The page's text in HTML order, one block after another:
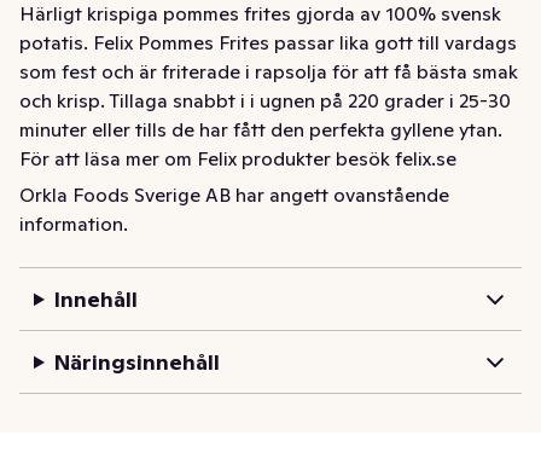
Härligt krispiga pommes frites gjorda av 100% svensk
potatis. Felix Pommes Frites passar lika gott till vardags
som fest och är friterade i rapsolja för att få bästa smak
och krisp. Tillaga snabbt i i ugnen på 220 grader i 25-30
minuter eller tills de har fått den perfekta gyllene ytan.
För att läsa mer om Felix produkter besök felix.se
Härligt krispiga pommes frites gjorda av 100% svensk
potatis. Felix Pommes Frites passar lika gott till vardags
eller tills de har fått den perfekta gyllene ytan.
Orkla Foods Sverige AB har angett ovanstående
information.
Innehåll
Näringsinnehåll